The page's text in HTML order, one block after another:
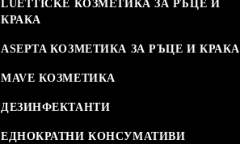
LUETTICKE КОЗМЕТИКА ЗА РЪЦЕ И
КРАКА
ASEPTA КОЗМЕТИКА ЗА РЪЦЕ И КРАКА
MAVE КОЗМЕТИКА
ДЕЗИНФЕКТАНТИ
ЕДНОКРАТНИ КОНСУМАТИВИ